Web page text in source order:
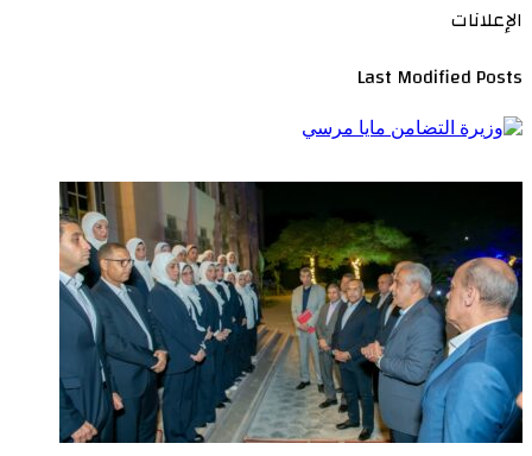
الإعلانات
Last Modified Posts